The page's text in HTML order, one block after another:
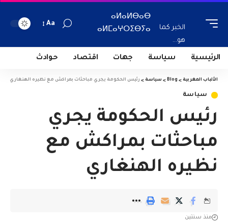
الخبر كما
هو...
ⴰⵍⴰⵍⴱⴰⴱ
ⴰⵍⵎⴰⵖⵔⵉⴱⵢⴰ
Aa
الرئيسية سياسة جهات اقتصاد حوادث
الألباب المغربية >
Blog
> سياسة > رئيس الحكومة يجري مباحثات بمراكش مع نظيره الهنغاري
سياسة
رئيس الحكومة يجري
مباحثات بمراكش مع
نظيره الهنغاري
منذ سنتين